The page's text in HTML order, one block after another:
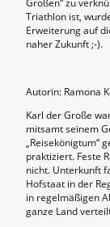
Großen“ zu
Triathlon ist,
Erweiterung auf
naher Zukunft ;-).
Autorin: Ramona
Karl der Große
mitsamt seinem
„Reisekönigtum“
praktiziert. Feste
nicht. Unterkunft
Hofstaat in der
in regelmäßigen
ganze Land